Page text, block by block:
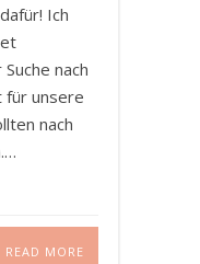
Ich
nach
für unsere
nach
READ MORE